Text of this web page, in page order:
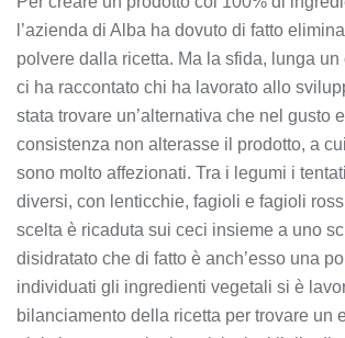
l’azienda di Alba ha dovuto di fatto
polvere dalla ricetta. Ma la sfida, lunga
ci ha raccontato chi ha lavorato allo
stata trovare un’alternativa che nel gusto
consistenza non alterasse il prodotto, a
sono molto affezionati. Tra i legumi i
diversi, con lenticchie, fagioli e fagioli
scelta è ricaduta sui ceci insieme a uno
disidratato che di fatto è anch’esso una
individuati gli ingredienti vegetali si è
bilanciamento della ricetta per trovare un